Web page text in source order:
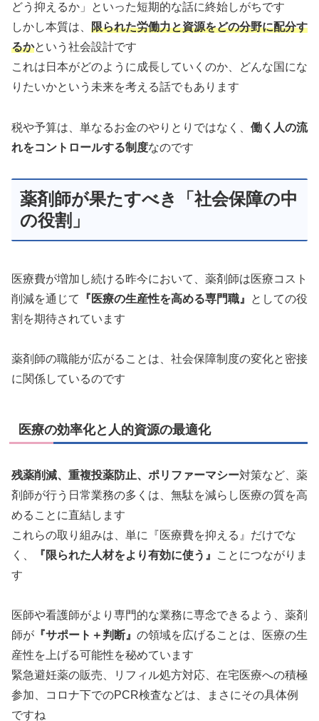
どう抑えるか」といった短期的な話に終始しがちです
しかし本質は、 限られた労働力と資源をどの分野に配分す
るかという社会設計です
これは日本がどのように成長していくのか、どんな国にな
りたいかという未来を考える話でもあります
税や予算は、単なるお金のやりとりではなく、 働く人の流
れをコントロールする制度なのです
薬剤師が果たすべき「社会保障の中
の役割」
医療費が増加し続ける昨今において、薬剤師は医療コスト
削減を通じて
『医療の生産性を高める専門職』
としての役
割を期待されています
薬剤師の職能が広がることは、社会保障制度の変化と密接
に関係しているのです
医療の効率化と人的資源の最適化
残薬削減、重複投薬防止、ポリファーマシー対策など、薬
剤師が行う日常業務の多くは、無駄を減らし医療の質を高
めることに直結します
これらの取り組みは、単に『医療費を抑える』だけでな
く、
『限られた人材をより有効に使う』
ことにつながりま
す
医師や看護師がより専門的な業務に専念できるよう、薬剤
師が 『サポート＋判断』 の領域を広げることは、医療の生
産性を上げる可能性を秘めています
緊急避妊薬の販売、リフィル処方対応、在宅医療への積極
参加、コロナ下でのPCR検査などは、まさにその具体例
ですね